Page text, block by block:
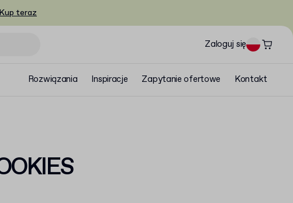
Kup teraz
Zaloguj się
Rozwiązania Inspiracje Zapytanie ofertowe Kontakt